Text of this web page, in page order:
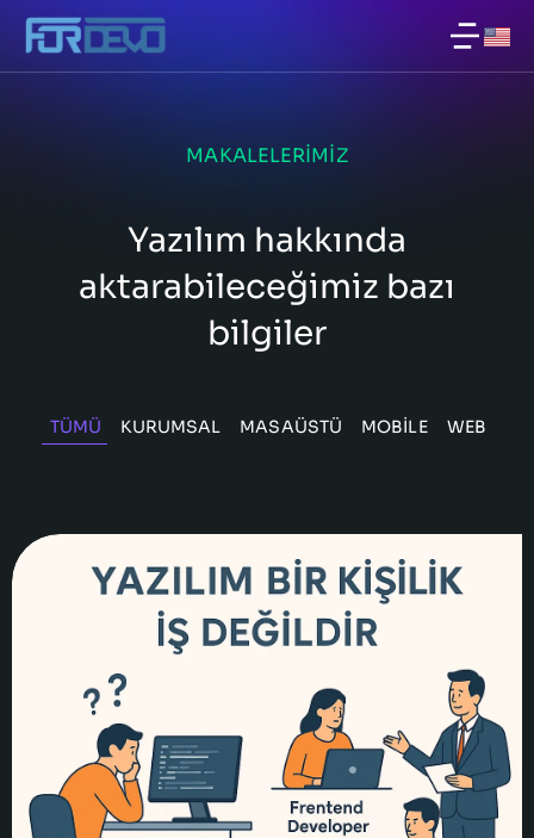
MAKALELERIMIZ
Yazılım hakkında
aktarabileceğimiz bazı
bilgiler
TÜMÜ KURUMSAL MASAÜSTÜ MOBILE WEB